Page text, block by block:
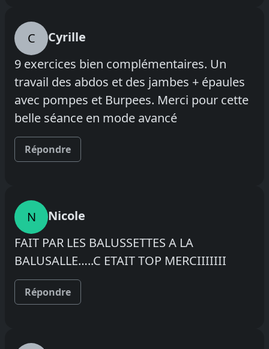
C
Cyrille
9 exercices bien complémentaires. Un
travail des abdos et des jambes + épaules
avec pompes et Burpees. Merci pour cette
belle séance en mode avancé
Répondre
N
Nicole
FAIT PAR LES BALUSSETTES A LA
BALUSALLE…..C ETAIT TOP MERCIIIIIII
Répondre